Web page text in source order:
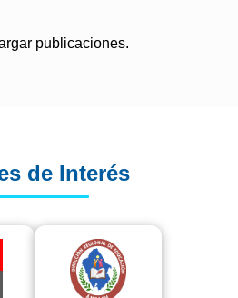
publicaciones.
de Interés